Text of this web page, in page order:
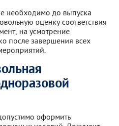
необходимо до выпуска
оценку соответствия
на усмотрение
после завершения всех
оформить